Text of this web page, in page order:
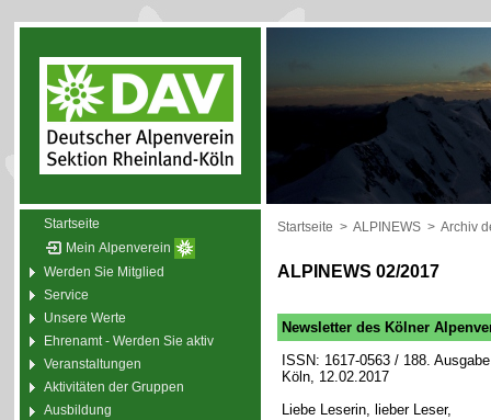
Startseite
Mein Alpenverein
Werden Sie Mitglied
Service
Unsere Werte
Ehrenamt - Werden Sie aktiv
Veranstaltungen
Aktivitäten der Gruppen
Ausbildung
Startseite > ALPINEWS > Archiv
ALPINEWS 02/2017
Newsletter des Kölner
ISSN: 1617-0563 / 188.
Köln, 12.02.2017
Liebe Leserin, lieber Leser,